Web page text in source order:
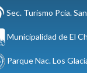
Sec. Turismo Pcia.
Municipalidad de El
Parque Nac. Los